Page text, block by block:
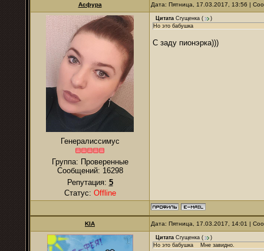
Асфура Дата: Пятница, 17.03.2017, 13:56 |
Генералиссимус
Группа: Проверенные
Сообщений: 16298
Репутация: 5
Статус: Offline
Цитата Сгущенка (
)
Но это бабушка
С заду пионэрка)))
KIA Дата: Пятница, 17.03.2017, 14:01 |
Цитата Сгущенка (
)
Но это бабушка Мне завидно.